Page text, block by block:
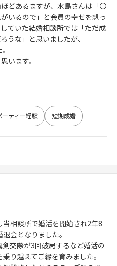
どあるますが、水島さんは「〇
いるので」と会員の幸せを想っ
ていた結婚相談所では「ただ成
うな」と思いましたが、
います。
ーティー経験 短期成婚
当相談所で婚活を開始され2年8
会となりました。
剣交際が3回破局するなど婚活の
り越えてご縁を育みました。